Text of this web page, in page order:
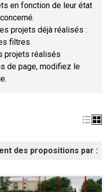
en fonction de leur état
projets déjà réalisés :
filtres
projets réalisés
de page, modifiez le
des propositions par :